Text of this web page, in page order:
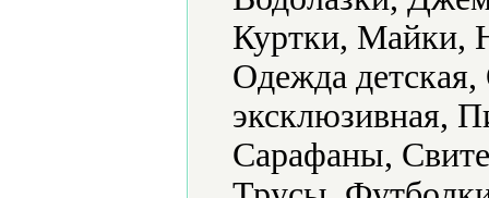
Куртки, Майки,
Одежда
эксклюзивная,
Сарафаны,